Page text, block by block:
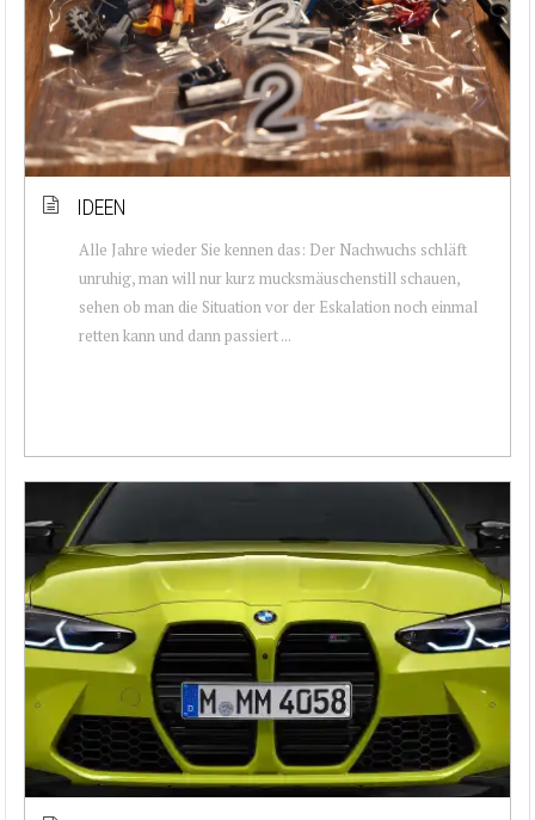
IDEEN
Alle Jahre wieder Sie kennen das: Der Nachwuchs schläft
unruhig, man will nur kurz mucksmäuschenstill schauen,
sehen ob man die Situation vor der Eskalation noch einmal
retten kann und dann passiert ...